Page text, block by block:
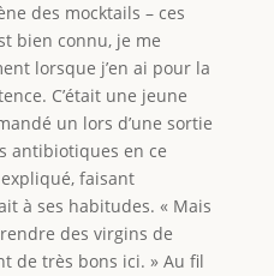
des mocktails – ces
bien connu, je me
lorsque j’en ai pour la
C’était une jeune
un lors d’une sortie
antibiotiques en ce
faisant
à ses habitudes. « Mais
des virgins de
de très bons ici. » Au fil